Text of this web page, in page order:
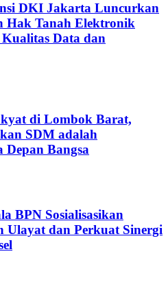
DKI Jakarta Luncurkan
Hak Tanah Elektronik
Data dan
di Lombok Barat,
SDM adalah
Bangsa
BPN Sosialisasikan
Ulayat dan Perkuat Sinergi